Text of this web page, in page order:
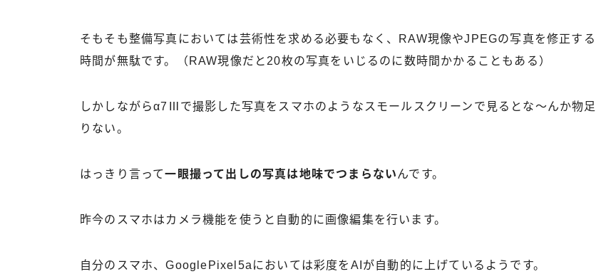
そもそも整備写真においては芸術性を求める必要もなく、RAW現像やJPEGの写真を修正する
時間が無駄です。（RAW現像だと20枚の写真をいじるのに数時間かかることもある）
しかしながらα7Ⅲで撮影した写真をスマホのようなスモールスクリーンで見るとな～んか物足
りない。
はっきり言って一眼撮って出しの写真は地味でつまらない んです。
昨今のスマホはカメラ機能を使うと自動的に画像編集を行います。
自分のスマホ、GooglePixel5aにおいては彩度をAIが自動的に上げているようです。